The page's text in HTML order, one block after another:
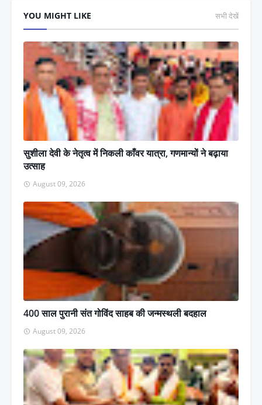
YOU MIGHT LIKE सभी देखें
सुशीला देवी के नेतृत्व में निकली काँवर यात्रा, गणमान्यों ने बढ़ाया
उत्साह
August 09, 2026
400 साल पुरानी संत गोविंद साहब की जन्मस्थली बदहाल
August 09, 2026